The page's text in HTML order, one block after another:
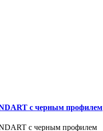
с черным профилем